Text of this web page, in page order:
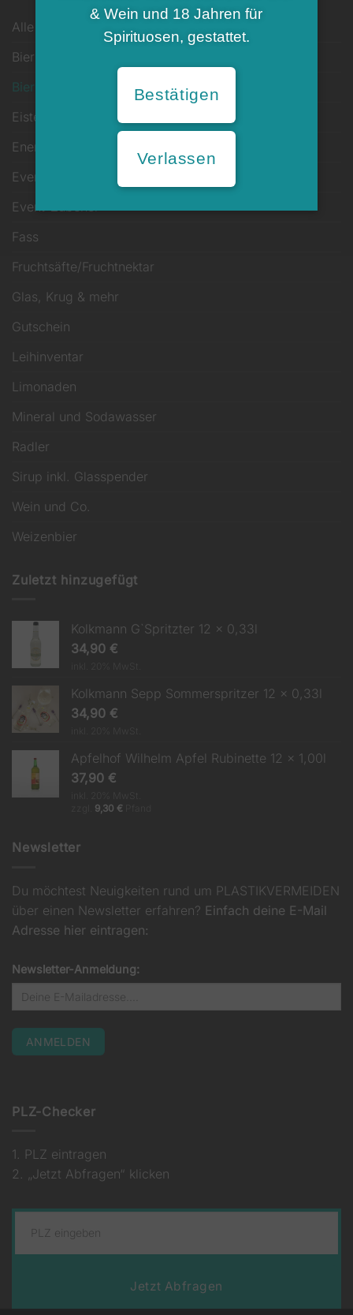
Alle
Bier alkoholfrei
Bier klassisch
Eistee
Energy- & Lifestyle Drink
Event- & Leihinventar
Event-Zubehör
Fass
Fruchtsäfte/Fruchtnektar
Glas, Krug & mehr
Gutschein
Leihinventar
Limonaden
Mineral und Sodawasser
Radler
Sirup inkl. Glasspender
Wein und Co.
Weizenbier
Zuletzt hinzugefügt
Kolkmann G`Spritzter 12 x 0,33l
34,90 €
Kolkmann Sepp Sommerspritzer 12 x 0,33l
34,90 €
Apfelhof Wilhelm Apfel Rubinette 12 x 1,00l
37,90 €
9,30 €
Newsletter
Du möchtest Neuigkeiten rund um PLASTIKVERMEIDEN
über einen Newsletter erfahren? Einfach deine E-Mail
Adresse hier eintragen:
Newsletter-Anmeldung:
PLZ-Checker
1. PLZ eintragen
2. „Jetzt Abfragen“ klicken
Jetzt Abfragen
& Wein und 18 Jahren für
Spirituosen, gestattet.
Bestätigen
Verlassen